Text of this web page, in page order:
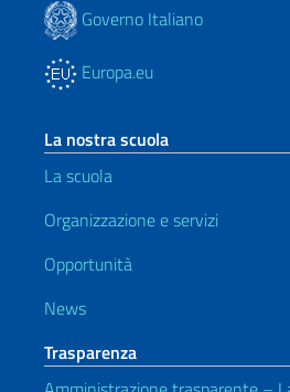
Governo Italiano
Europa.eu
La nostra scuola
La scuola
Organizzazione e servizi
Opportunità
News
Trasparenza